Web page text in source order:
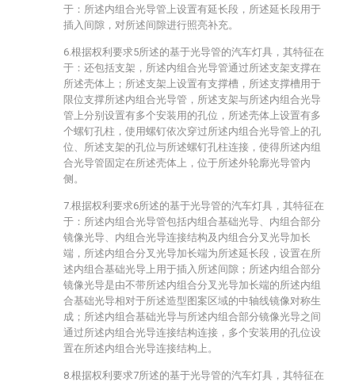
于：所述内组合光导管上设置有延长段，所述延长段用于
插入间隙，对所述间隙进行照亮补充。
6.根据权利要求5所述的基于光导管的汽车灯具，其特征在
于：还包括支架，所述内组合光导管通过所述支架支撑在
所述壳体上；所述支架上设置有支撑槽，所述支撑槽用于
限位支撑所述内组合光导管，所述支架与所述内组合光导
管上分别设置有多个安装用的孔位，所述壳体上设置有多
个螺钉孔柱，使用螺钉依次穿过所述内组合光导管上的孔
位、所述支架的孔位与所述螺钉孔柱连接，使得所述内组
合光导管固定在所述壳体上，位于所述外轮廓光导管内
侧。
7.根据权利要求6所述的基于光导管的汽车灯具，其特征在
于：所述内组合光导管包括内组合基础光导、内组合部分
镜像光导、内组合光导连接结构及内组合分叉光导加长
端，所述内组合分叉光导加长端为所述延长段，设置在所
述内组合基础光导上用于插入所述间隙；所述内组合部分
镜像光导是由不带所述内组合分叉光导加长端的所述内组
合基础光导相对于所述造型图案区域的中轴线镜像对称生
成；所述内组合基础光导与所述内组合部分镜像光导之间
通过所述内组合光导连接结构连接，多个安装用的孔位设
置在所述内组合光导连接结构上。
8.根据权利要求7所述的基于光导管的汽车灯具，其特征在